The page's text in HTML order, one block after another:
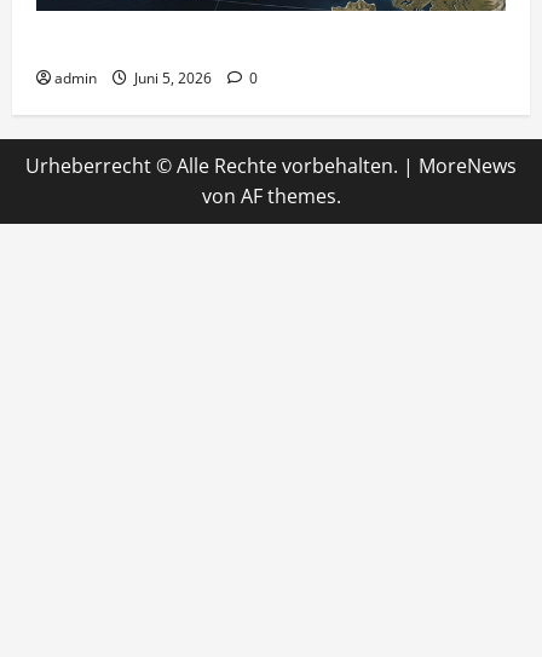
admin Juni 5, 2026 0
Urheberrecht © Alle Rechte vorbehalten. | MoreNews
von AF themes.